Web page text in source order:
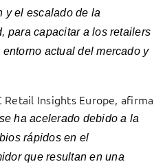
y el escalado de la
para capacitar a los retailers
actual del mercado y
Insights Europe, afirma
ha acelerado debido a la
rápidos en el
que resultan en una